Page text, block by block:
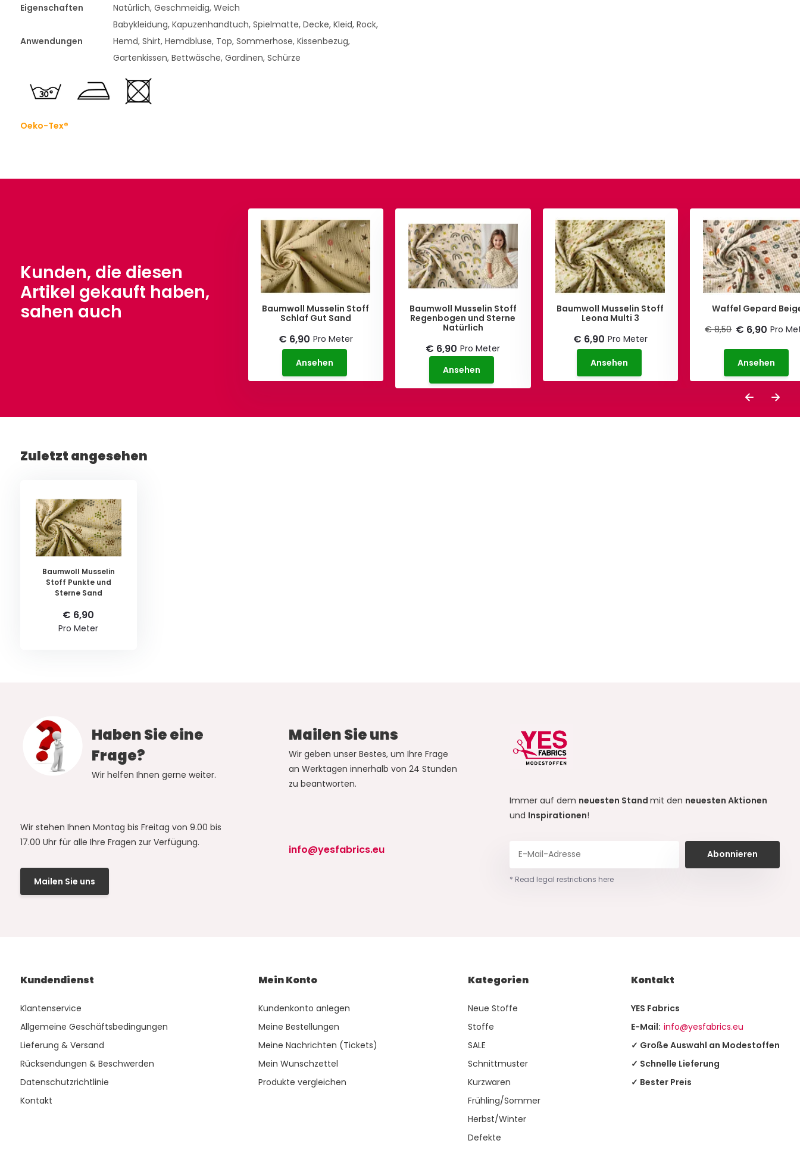
Eigenschaften
Natürlich, Geschmeidig, Weich
Anwendungen
Babykleidung, Kapuzenhandtuch, Spielmatte, Decke, Kleid, Rock,
Hemd, Shirt, Hemdbluse, Top, Sommerhose, Kissenbezug,
Gartenkissen, Bettwäsche, Gardinen, Schürze
Oeko-Tex®
Kunden, die diesen
Artikel gekauft haben,
sahen auch
Gepard Beige
Mini Waffelpiqué Baumwolle
Baumwoll Musselin Stoff
Schlaf Gut Sand
€ 6,90 Pro Meter
Ansehen
Baumwoll Musselin Stoff
Regenbogen und Sterne
Natürlich
€ 6,90 Pro Meter
Ansehen
Baumwoll Musselin Stoff
Leona Multi 3
€ 6,90 Pro Meter
Ansehen
Waffel Gepard
€ 8,50 € 6,90 Pro
Ansehen
Zuletzt angesehen
Baumwoll Musselin
Stoff Punkte und
Sterne Sand
€ 6,90
Pro Meter
Haben Sie eine
Frage?
Wir helfen Ihnen gerne weiter.
Wir stehen Ihnen Montag bis Freitag von 9.00 bis
17.00 Uhr für alle Ihre Fragen zur Verfügung.
Mailen Sie uns
Mailen Sie uns
Wir geben unser Bestes, um Ihre Frage
an Werktagen innerhalb von 24 Stunden
zu beantworten.
info@yesfabrics.eu
Immer auf dem neuesten Standmit den neuesten Aktionen
und Inspirationen!
Abonnieren
* Read legal restrictions here
Kundendienst
Klantenservice
Allgemeine Geschäftsbedingungen
Lieferung & Versand
Rücksendungen & Beschwerden
Datenschutzrichtlinie
Kontakt
Mein Konto
Kundenkonto anlegen
Meine Bestellungen
Meine Nachrichten (Tickets)
Mein Wunschzettel
Produkte vergleichen
Kategorien
Neue Stoffe
Stoffe
SALE
Schnittmuster
Kurzwaren
Frühling/Sommer
Herbst/Winter
Defekte
Kontakt
YES Fabrics
E-Mail: info@yesfabrics.eu
✓ Große Auswahl an Modestoffen
✓ Schnelle Lieferung
✓ Bester Preis